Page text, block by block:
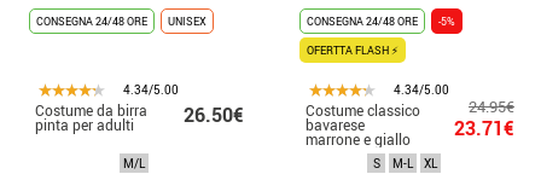
CONSEGNA 24/48 ORE UNISEX
4.34/5.00
Costume da birra
pinta per adulti 26.50€
M/L
CONSEGNA 24/48 ORE
-5%
OFERTTA FLASH ⚡
4.34/5.00
Costume classico
bavarese
marrone e giallo
per donna
24.95€
23.71€
S M-L XL